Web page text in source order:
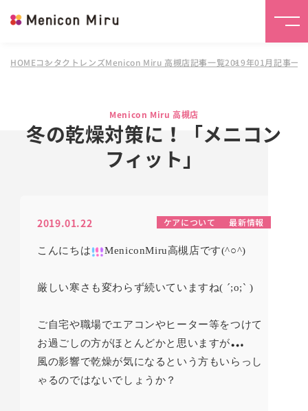
HOMEコンタクトレンズMenicon Miru 高槻店記事一覧2019年01月記事一覧
Menicon Miru 高槻店
冬の乾燥対策に！「メニコン
フィット」
2019.01.22 ケアについて 最新情報
こんにちは MeniconMiru高槻店です(^○^)
厳しい寒さも変わらず続いていますね( ´;o;` )
ご自宅や職場でエアコンやヒーター等をつけて
お過ごしの方がほとんどかと思いますが
風の影響で乾燥が気になるという方もいらっし
ゃるのではないでしょうか？